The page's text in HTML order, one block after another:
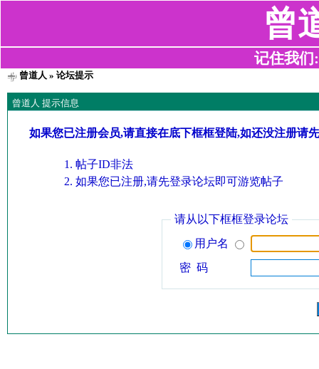
曾
记住我们
曾道人 » 论坛提示
曾道人 提示信息
如果您已注册会员,请直接在底下框框登陆,如还没注册请
帖子ID非法
如果您已注册,请先登录论坛即可游览帖子
请从以下框框登录论坛
用户名
密 码